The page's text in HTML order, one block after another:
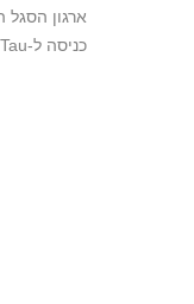
ארגון הסגל
כניסה ל-My Tau